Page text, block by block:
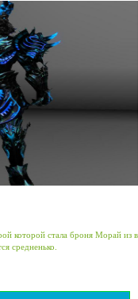
которой стала броня Морай из
средненько.